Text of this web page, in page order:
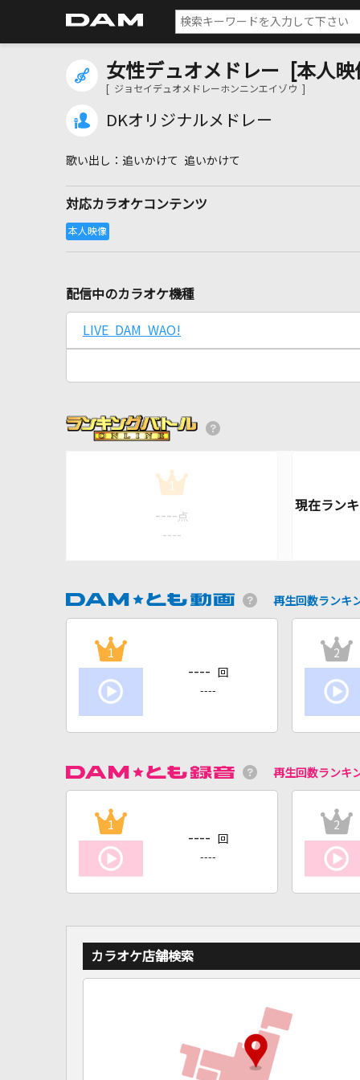
女性デュオメドレー [本人映
[ ジョセイデュオメドレーホンニンエイゾウ ]
DKオリジナルメドレー
追いかけて 追いかけて
対応カラオケコンテンツ
配信中のカラオケ機種
LIVE DAM WAO!
1
---- 点
----
再生回数ランキ
1
---- 回
----
2
再生回数ランキ
1
---- 回
----
2
カラオケ店舗検索